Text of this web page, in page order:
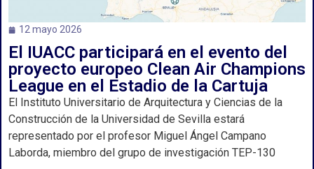
12 mayo 2026
El IUACC participará en el evento del
proyecto europeo Clean Air Champions
League en el Estadio de la Cartuja
El Instituto Universitario de Arquitectura y Ciencias de la
Construcción de la Universidad de Sevilla estará
representado por el profesor Miguel Ángel Campano
Laborda, miembro del grupo de investigación TEP-130